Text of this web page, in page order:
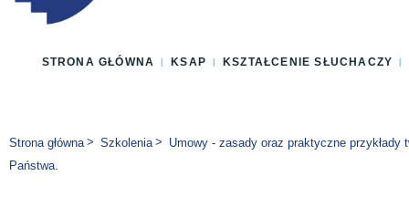
STRONA GŁÓWNA KSAP KSZTAŁCENIE SŁUCHACZY
Jesteś tutaj:
Strona główna Szkolenia
Umowy - zasady oraz praktyczne przykłady
Państwa.